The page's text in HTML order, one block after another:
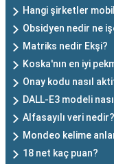
Hangi şirketler
Obsidyen nedir ne
Matriks nedir Ekşi?
Koska'nın en iyi
Onay kodu nasıl
DALL-E3 modeli
Alfasayılı veri nedir?
Mondeo kelime
18 net kaç puan?